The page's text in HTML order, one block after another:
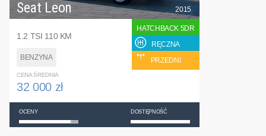
Seat Leon
1.2 TSI 110 KM
BENZYNA
2015
HATCHBACK 5DR
RĘCZNA
PRZEDNI
CENA ŚREDNIA
32 000 zł
OCENY DOSTĘPNOŚĆ